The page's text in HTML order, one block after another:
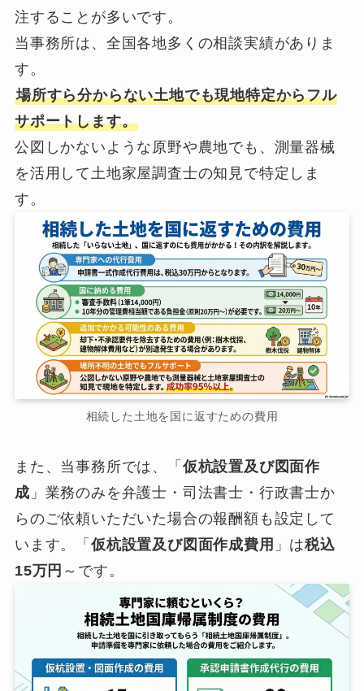
注することが多いです。
当事務所は、全国各地多くの相談実績がありま
す。
場所すら分からない土地でも現地特定からフル
サポートします。
公図しかないような原野や農地でも、測量器械
を活用して土地家屋調査士の知見で特定しま
す。
相続した土地を国に返すための費用
また、当事務所では、「 仮杭設置及び図面作
成 」業務のみを弁護士・司法書士・行政書士か
らのご依頼いただいた場合の報酬額も設定して
います。「 仮杭設置及び図面作成費用 」は税込
15万円 ～です。